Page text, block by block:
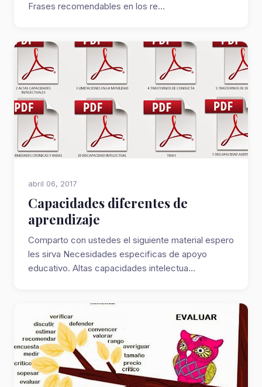
Frases recomendables en los re...
abril 06, 2017
Capacidades diferentes de
aprendizaje
Comparto con ustedes el siguiente material espero
les sirva Necesidades especificas de apoyo
educativo. Altas capacidades intelectua...